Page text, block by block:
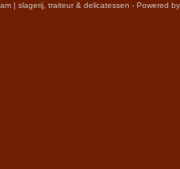
| slagerij, traiteur & delicatessen - Powered